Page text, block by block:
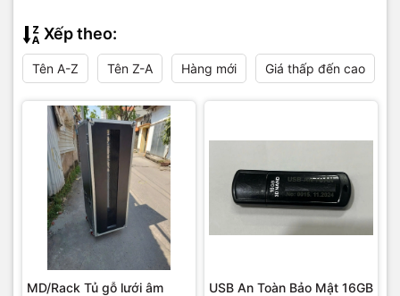
Xếp theo:
Tên A-Z Tên Z-A Hàng mới Giá thấp đến cao
MD/Rack Tủ gỗ lưới âm
USB An Toàn Bảo Mật 16GB